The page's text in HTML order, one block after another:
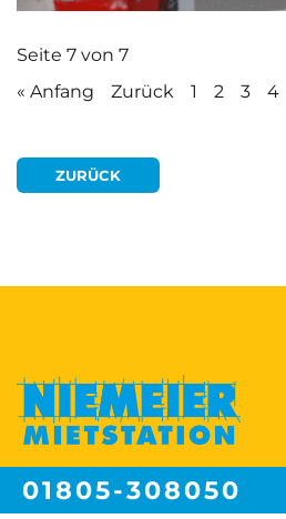
Seite 7 von 7
« Anfang
Zurück 1 2 3 4
ZURÜCK
01805-308050